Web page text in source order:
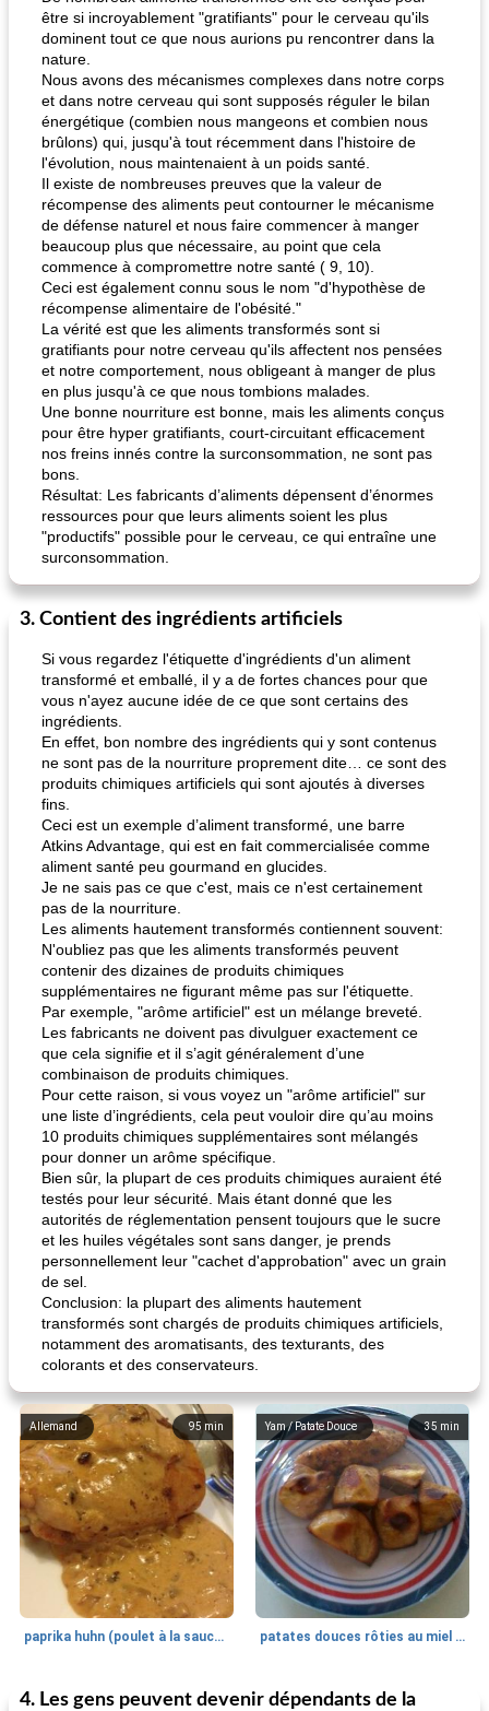
être si incroyablement "gratifiants" pour le cerveau qu'ils
dominent tout ce que nous aurions pu rencontrer dans la
nature.
Nous avons des mécanismes complexes dans notre corps
et dans notre cerveau qui sont supposés réguler le bilan
énergétique (combien nous mangeons et combien nous
brûlons) qui, jusqu'à tout récemment dans l'histoire de
l'évolution, nous maintenaient à un poids santé.
Il existe de nombreuses preuves que la valeur de
récompense des aliments peut contourner le mécanisme
de défense naturel et nous faire commencer à manger
beaucoup plus que nécessaire, au point que cela
commence à compromettre notre santé ( 9, 10).
Ceci est également connu sous le nom "d'hypothèse de
récompense alimentaire de l'obésité."
La vérité est que les aliments transformés sont si
gratifiants pour notre cerveau qu'ils affectent nos pensées
et notre comportement, nous obligeant à manger de plus
en plus jusqu'à ce que nous tombions malades.
Une bonne nourriture est bonne, mais les aliments conçus
pour être hyper gratifiants, court-circuitant efficacement
nos freins innés contre la surconsommation, ne sont pas
bons.
Résultat: Les fabricants d’aliments dépensent d’énormes
ressources pour que leurs aliments soient les plus
"productifs" possible pour le cerveau, ce qui entraîne une
surconsommation.
3. Contient des ingrédients artificiels
Si vous regardez l'étiquette d'ingrédients d'un aliment
transformé et emballé, il y a de fortes chances pour que
vous n'ayez aucune idée de ce que sont certains des
ingrédients.
En effet, bon nombre des ingrédients qui y sont contenus
ne sont pas de la nourriture proprement dite… ce sont des
produits chimiques artificiels qui sont ajoutés à diverses
fins.
Ceci est un exemple d’aliment transformé, une barre
Atkins Advantage, qui est en fait commercialisée comme
aliment santé peu gourmand en glucides.
Je ne sais pas ce que c'est, mais ce n'est certainement
pas de la nourriture.
Les aliments hautement transformés contiennent souvent:
N'oubliez pas que les aliments transformés peuvent
contenir des dizaines de produits chimiques
supplémentaires ne figurant même pas sur l'étiquette.
Par exemple, "arôme artificiel" est un mélange breveté.
Les fabricants ne doivent pas divulguer exactement ce
que cela signifie et il s’agit généralement d’une
combinaison de produits chimiques.
Pour cette raison, si vous voyez un "arôme artificiel" sur
une liste d’ingrédients, cela peut vouloir dire qu’au moins
10 produits chimiques supplémentaires sont mélangés
pour donner un arôme spécifique.
Bien sûr, la plupart de ces produits chimiques auraient été
testés pour leur sécurité. Mais étant donné que les
autorités de réglementation pensent toujours que le sucre
et les huiles végétales sont sans danger, je prends
personnellement leur "cachet d'approbation" avec un grain
de sel.
Conclusion: la plupart des aliments hautement
transformés sont chargés de produits chimiques artificiels,
notamment des aromatisants, des texturants, des
colorants et des conservateurs.
95 min
Allemand
paprika huhn (poulet à la sauce paprika).
35 min
Yam / Patate Douce
patates douces rôties au miel / kumara
25min
Petit déjeuner et brunch Viande et volaille
4. Les gens peuvent devenir dépendants de la